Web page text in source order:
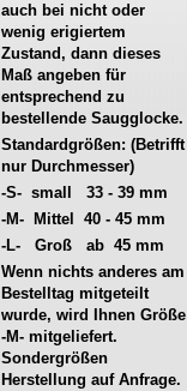
auch bei nicht oder
wenig erigiertem
Zustand, dann dieses
Maß angeben für
entsprechend zu
bestellende Saugglocke.
Standardgrößen: (Betrifft
nur Durchmesser)
-S- small 33 - 39 mm
-M- Mittel 40 - 45 mm
-L- Groß ab 45 mm
Wenn nichts anderes am
Bestelltag mitgeteilt
wurde, wird Ihnen Größe
-M- mitgeliefert.
Sondergrößen
Herstellung auf Anfrage.